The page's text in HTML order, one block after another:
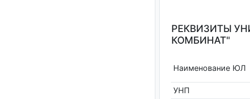
РЕКВИЗИТЫ
КОМБИНАТ"
Наименование ЮЛ
УНП